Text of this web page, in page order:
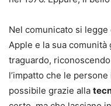
Nel comunicato si
Apple e la sua
traguardo,
l’impatto che le
possibile grazie alla